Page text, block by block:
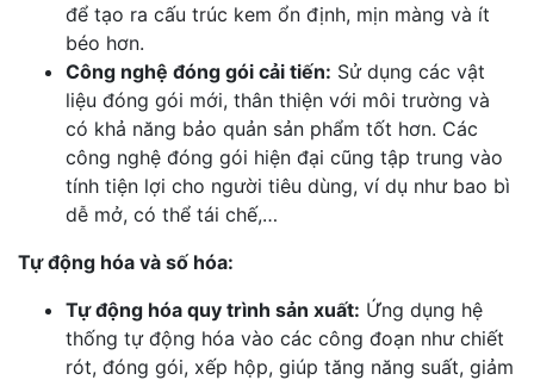
để tạo ra cấu trúc kem ổn định, mịn màng và ít
béo hơn.
Công nghệ đóng gói cải tiến: Sử dụng các vật
liệu đóng gói mới, thân thiện với môi trường và
có khả năng bảo quản sản phẩm tốt hơn. Các
công nghệ đóng gói hiện đại cũng tập trung vào
tính tiện lợi cho người tiêu dùng, ví dụ như bao bì
dễ mở, có thể tái chế,…
Tự động hóa và số hóa:
Tự động hóa quy trình sản xuất: Ứng dụng hệ
thống tự động hóa vào các công đoạn như chiết
rót, đóng gói, xếp hộp, giúp tăng năng suất, giảm